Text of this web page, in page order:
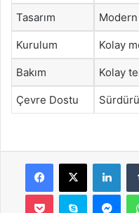
Tasarım
Kurulum Kolay
Bakım Kolay
Çevre Dostu
Facebook
X
Pocket Skype